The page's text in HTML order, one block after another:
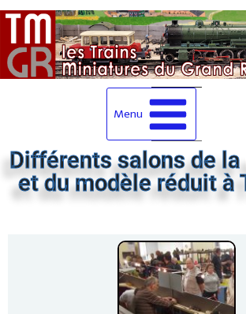
Menu
Différents salons de
et du modèle réduit à